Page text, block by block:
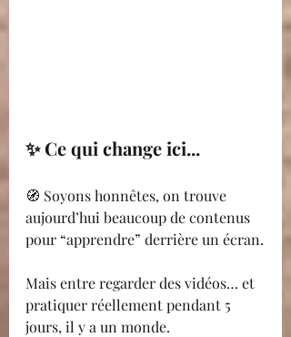
✨ Ce qui change ici...
🧭 Soyons honnêtes, on trouve
aujourd’hui beaucoup de contenus
pour “apprendre” derrière un écran.
Mais entre regarder des vidéos… et
pratiquer réellement pendant 5
jours, il y a un monde.